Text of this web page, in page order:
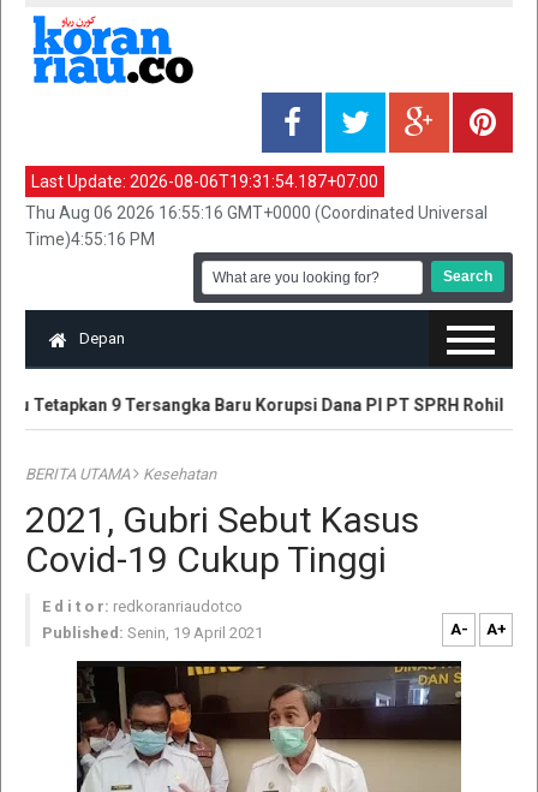
Last Update: 2026-08-06T19:31:54.187+07:00
Thu Aug 06 2026 16:55:16 GMT+0000 (Coordinated Universal
Time)4:55:16 PM
Depan
Tetapkan 9 Tersangka Baru Korupsi Dana PI PT SPRH Rohil
BERITA UTAMA Kesehatan
2021, Gubri Sebut Kasus
Covid-19 Cukup Tinggi
E d i t o r: redkoranriaudotco
Published: Senin, 19 April 2021 A- A+